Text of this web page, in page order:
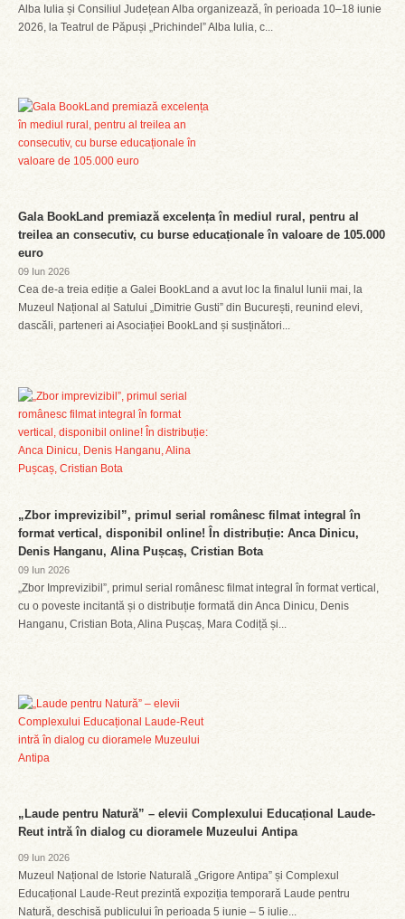
Alba Iulia și Consiliul Județean Alba organizează, în perioada 10–18 iunie
2026, la Teatrul de Păpuși „Prichindel” Alba Iulia, c...
Gala BookLand premiază excelența în mediul rural, pentru al
treilea an consecutiv, cu burse educaționale în valoare de 105.000
euro
09 Iun 2026
Cea de-a treia ediție a Galei BookLand a avut loc la finalul lunii mai, la
Muzeul Național al Satului „Dimitrie Gusti” din București, reunind elevi,
dascăli, parteneri ai Asociației BookLand și susținători...
„Zbor imprevizibil”, primul serial românesc filmat integral în
format vertical, disponibil online! În distribuție: Anca Dinicu,
Denis Hanganu, Alina Pușcaș, Cristian Bota
09 Iun 2026
„Zbor Imprevizibil”, primul serial românesc filmat integral în format vertical,
cu o poveste incitantă și o distribuție formată din Anca Dinicu, Denis
Hanganu, Cristian Bota, Alina Pușcaș, Mara Codiță și...
„Laude pentru Natură” – elevii Complexului Educațional Laude-
Reut intră în dialog cu dioramele Muzeului Antipa
09 Iun 2026
Muzeul Național de Istorie Naturală „Grigore Antipa” și Complexul
Educațional Laude-Reut prezintă expoziția temporară Laude pentru
Natură, deschisă publicului în perioada 5 iunie – 5 iulie...